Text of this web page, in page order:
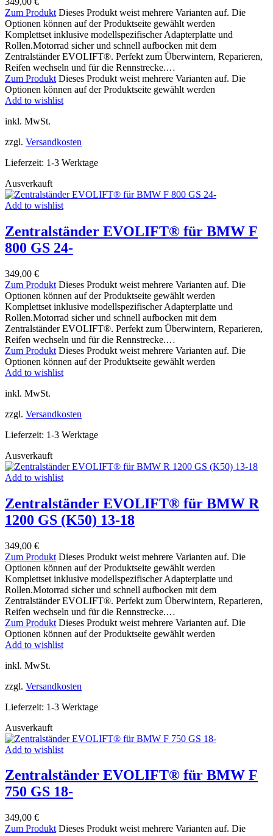
Zum Produkt Dieses Produkt weist mehrere Varianten auf. Die
Optionen können auf der Produktseite gewählt werden
Komplettset inklusive modellspezifischer Adapterplatte und
Rollen.Motorrad sicher und schnell aufbocken mit dem
Zentralständer EVOLIFT®. Perfekt zum Überwintern, Reparieren,
Reifen wechseln und für die Rennstrecke.…
Zum Produkt Dieses Produkt weist mehrere Varianten auf. Die
Optionen können auf der Produktseite gewählt werden
Add to wishlist
inkl. MwSt.
zzgl. Versandkosten
Lieferzeit: 1-3 Werktage
Ausverkauft
Add to wishlist
Zentralständer EVOLIFT® für BMW F
800 GS 24-
349,00 €
Zum Produkt Dieses Produkt weist mehrere Varianten auf. Die
Optionen können auf der Produktseite gewählt werden
Komplettset inklusive modellspezifischer Adapterplatte und
Rollen.Motorrad sicher und schnell aufbocken mit dem
Zentralständer EVOLIFT®. Perfekt zum Überwintern, Reparieren,
Reifen wechseln und für die Rennstrecke.…
Zum Produkt Dieses Produkt weist mehrere Varianten auf. Die
Optionen können auf der Produktseite gewählt werden
Add to wishlist
inkl. MwSt.
zzgl. Versandkosten
Lieferzeit: 1-3 Werktage
Ausverkauft
Add to wishlist
Zentralständer EVOLIFT® für BMW R
1200 GS (K50) 13-18
349,00 €
Zum Produkt Dieses Produkt weist mehrere Varianten auf. Die
Optionen können auf der Produktseite gewählt werden
Komplettset inklusive modellspezifischer Adapterplatte und
Rollen.Motorrad sicher und schnell aufbocken mit dem
Zentralständer EVOLIFT®. Perfekt zum Überwintern, Reparieren,
Reifen wechseln und für die Rennstrecke.…
Zum Produkt Dieses Produkt weist mehrere Varianten auf. Die
Optionen können auf der Produktseite gewählt werden
Add to wishlist
inkl. MwSt.
zzgl. Versandkosten
Lieferzeit: 1-3 Werktage
Ausverkauft
Add to wishlist
Zentralständer EVOLIFT® für BMW F
750 GS 18-
349,00 €
Zum Produkt Dieses Produkt weist mehrere Varianten auf. Die